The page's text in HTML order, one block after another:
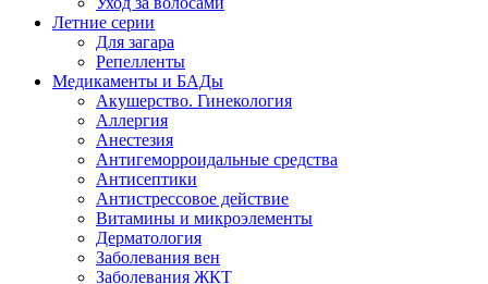
Летние серии
Для загара
Репелленты
Медикаменты и БАДы
Акушерство. Гинекология
Аллергия
Анестезия
Антигеморроидальные средства
Антисептики
Антистрессовое действие
Витамины и микроэлементы
Дерматология
Заболевания вен
Заболевания ЖКТ